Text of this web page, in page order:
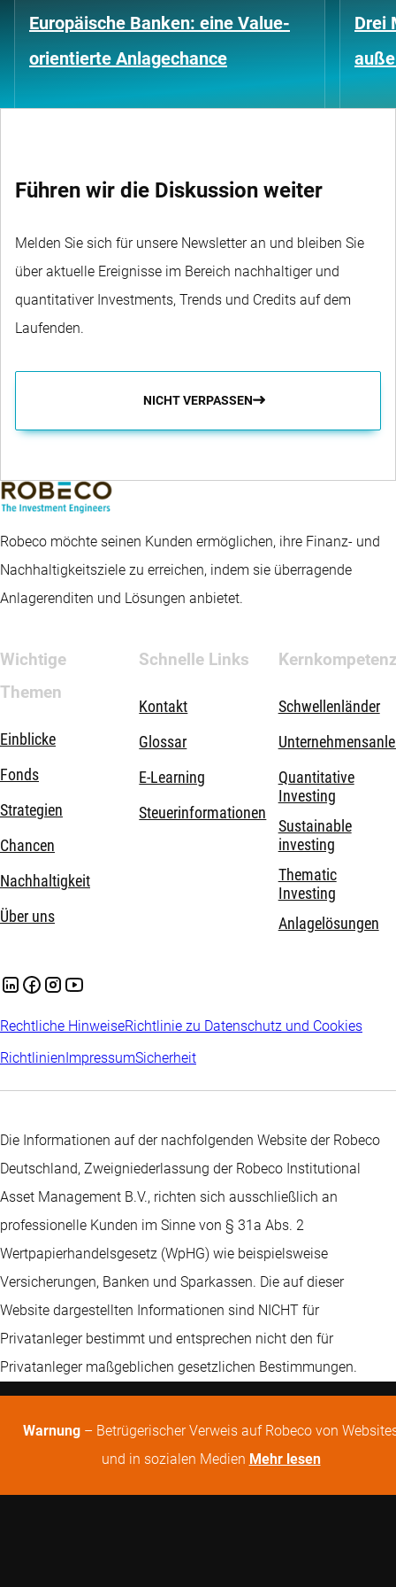
Europäische Banken: eine Value-
orientierte Anlagechance
Drei
Führen wir die Diskussion weiter
Melden Sie sich für unsere Newsletter an und bleiben Sie
über aktuelle Ereignisse im Bereich nachhaltiger und
quantitativer Investments, Trends und Credits auf dem
Laufenden.
NICHT VERPASSEN
Robeco möchte seinen Kunden ermöglichen, ihre Finanz- und
Nachhaltigkeitsziele zu erreichen, indem sie überragende
Anlagerenditen und Lösungen anbietet.
Wichtige
Themen
Einblicke
Fonds
Strategien
Chancen
Nachhaltigkeit
Über uns
Schnelle Links
Kontakt
Glossar
E-Learning
Steuerinformationen
Schwellenländer
Quantitative
Investing
Sustainable
investing
Thematic
Investing
Anlagelösungen
Rechtliche HinweiseRichtlinie zu Datenschutz und Cookies
RichtlinienImpressumSicherheit
Die Informationen auf der nachfolgenden Website der Robeco
Deutschland, Zweigniederlassung der Robeco Institutional
Asset Management B.V., richten sich ausschließlich an
professionelle Kunden im Sinne von § 31a Abs. 2
Wertpapierhandelsgesetz (WpHG) wie beispielsweise
Versicherungen, Banken und Sparkassen. Die auf dieser
Website dargestellten Informationen sind NICHT für
Privatanleger bestimmt und entsprechen nicht den für
Privatanleger maßgeblichen gesetzlichen Bestimmungen.
Warnung – Betrügerischer Verweis auf Robeco von
und in sozialen Medien Mehr lesen